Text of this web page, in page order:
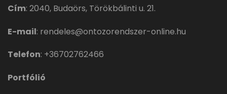
Cím: 2040, Budaörs, Törökbálinti u. 21.
E-mail: rendeles@ontozorendszer-online.hu
Telefon: +36702762466
Portfólió